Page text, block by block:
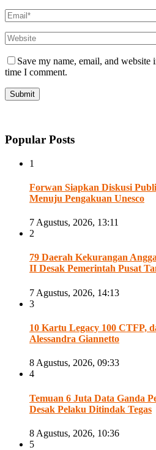
Save my name, email, and
time I comment.
Popular Posts
1
Forwan Siapkan Diskusi
Menuju Pengakuan Unesco
7 Agustus, 2026, 13:11
2
79 Daerah Kekurangan
II Desak Pemerintah Pusat
7 Agustus, 2026, 14:13
3
10 Kartu Legacy 100 CTFP,
Alessandra Giannetto
8 Agustus, 2026, 09:33
4
Temuan 6 Juta Data Ganda
Desak Pelaku Ditindak Tegas
8 Agustus, 2026, 10:36
5